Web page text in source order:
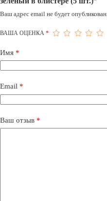
Ваш адрес email не будет опубликован.
ВАША ОЦЕНКА *
Имя *
Email *
Ваш отзыв *